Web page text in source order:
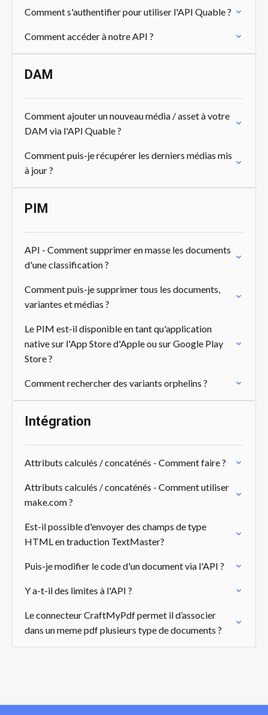
Comment s'authentifier pour utiliser l'API Quable ?
Comment accéder à notre API ?
DAM
Comment ajouter un nouveau média / asset à votre
DAM via l'API Quable ?
Comment puis-je récupérer les derniers médias mis
à jour ?
PIM
API - Comment supprimer en masse les documents
d'une classification ?
Comment puis-je supprimer tous les documents,
variantes et médias ?
Le PIM est-il disponible en tant qu'application
native sur l'App Store d'Apple ou sur Google Play
Store ?
Comment rechercher des variants orphelins ?
Intégration
Attributs calculés / concaténés - Comment faire ?
Attributs calculés / concaténés - Comment utiliser
make.com ?
Est-il possible d'envoyer des champs de type
HTML en traduction TextMaster?
Puis-je modifier le code d'un document via l'API ?
Y a-t-il des limites à l'API ?
Le connecteur CraftMyPdf permet il d’associer
dans un meme pdf plusieurs type de documents ?